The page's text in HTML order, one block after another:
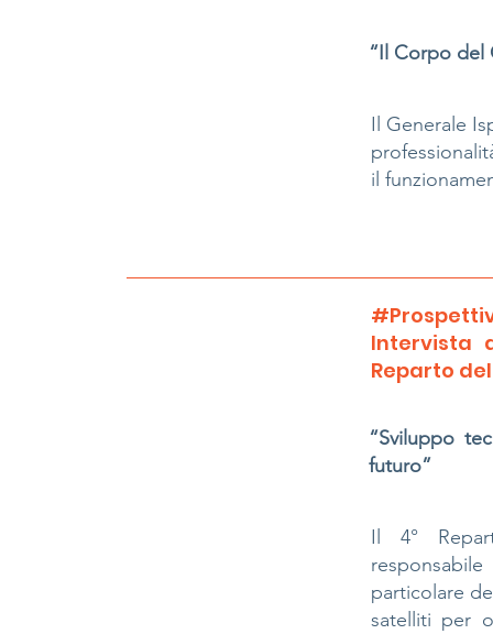
“Il Corpo del
Il Generale
il
Intervista
Reparto
“Sviluppo
futuro”
Il 4°
particolare
satelliti per